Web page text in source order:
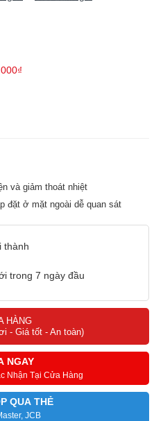
và giảm thoát nhiệt
đặt ở mặt ngoài dễ quan sát
thành
trong 7 ngày đầu
HÀNG
- Giá tốt - An toàn)
NGAY
Nhận Tại Cửa Hàng
QUA THẺ
JCB